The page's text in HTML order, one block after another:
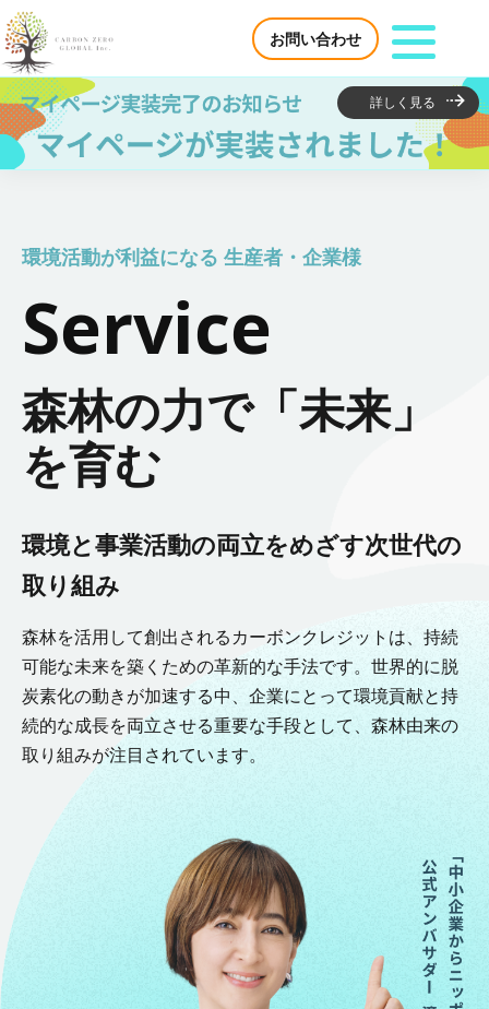
お問い合わせ
サービス紹介
カーボンクレジットで脱炭素を支援 企業様
脱炭素コンサルティング
日本国内におけるカーボンクレジット創出・発
行支援
販売パートナー制度
企業情報
よくあるご質問
採用情報
カーボンクレジットに関する資料
詳しく見る
環境活動が利益になる 生産者・企業様
Service
森林の力で「未来」
を育む
環境と事業活動の両立をめざす次世代の
取り組み
森林を活用して創出されるカーボンクレジットは、持続
可能な未来を築くための革新的な手法です。世界的に脱
炭素化の動きが加速する中、企業にとって環境貢献と持
続的な成長を両立させる重要な手段として、森林由来の
取り組みが注目されています。